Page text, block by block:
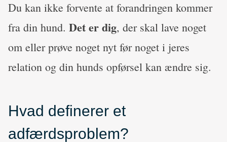
Du kan ikke forvente at forandringen kommer
fra din hund. Det er dig, der skal lave noget
om eller prøve noget nyt før noget i jeres
relation og din hunds opførsel kan ændre sig.
Hvad definerer et
adfærdsproblem?